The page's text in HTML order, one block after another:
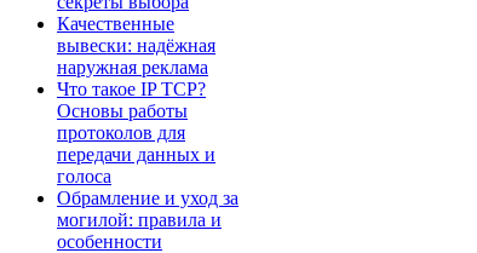
Качественные
вывески: надёжная
наружная реклама
Что такое IP TCP?
Основы работы
протоколов для
передачи данных и
голоса
Обрамление и уход за
могилой: правила и
особенности